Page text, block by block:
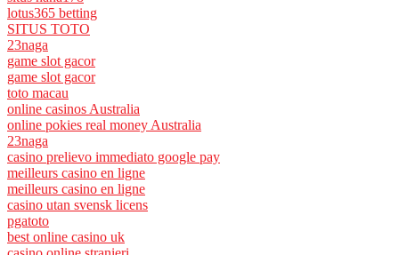
lotus365 betting
SITUS TOTO
23naga
game slot gacor
game slot gacor
toto macau
online casinos Australia
online pokies real money Australia
23naga
casino prelievo immediato google pay
meilleurs casino en ligne
meilleurs casino en ligne
casino utan svensk licens
pgatoto
best online casino uk